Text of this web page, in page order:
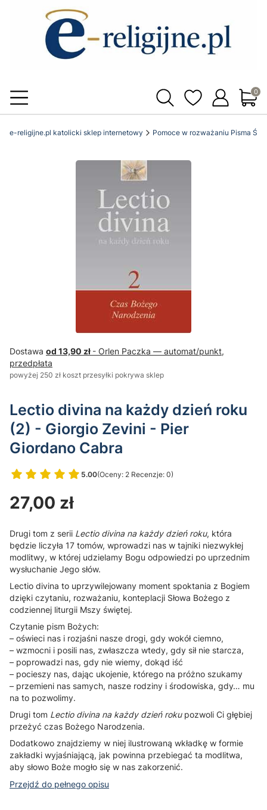
e-religijne.pl katolicki sklep internetowy Pomoce w rozważaniu Pisma
Dostawa od 13,90 zł - Orlen Paczka — automat/punkt,
przedpłata
powyżej 250 zł koszt przesyłki pokrywa sklep
Lectio divina na każdy dzień roku
(2) - Giorgio Zevini - Pier
Giordano Cabra
5.00(Oceny: 2 Recenzje: 0)
Przejdź do sekcji Opinie
Cena
27,00 zł
Drugi tom z serii Lectio divina na każdy dzień roku, która
będzie liczyła 17 tomów, wprowadzi nas w tajniki niezwykłej
modlitwy, w której udzielamy Bogu odpowiedzi po uprzednim
wysłuchanie Jego słów.
Lectio divina to uprzywilejowany moment spoktania z Bogiem
dzięki czytaniu, rozważaniu, konteplacji Słowa Bożego z
codziennej liturgii Mszy świętej.
Czytanie pism Bożych:
– oświeci nas i rozjaśni nasze drogi, gdy wokół ciemno,
– wzmocni i posili nas, zwłaszcza wtedy, gdy sił nie starcza,
– poprowadzi nas, gdy nie wiemy, dokąd iść
– pocieszy nas, dając ukojenie, którego na próżno szukamy
– przemieni nas samych, nasze rodziny i środowiska, gdy… mu
na to pozwolimy.
Drugi tom Lectio divina na każdy dzień rokupozwoli Ci głębiej
przeżyć czas Bożego Narodzenia.
Dodatkowo znajdziemy w niej ilustrowaną wkładkę w formie
zakładki wyjaśniającą, jak powinna przebiegać ta modlitwa,
aby słowo Boże mogło się w nas zakorzenić.
Przejdź do pełnego opisu